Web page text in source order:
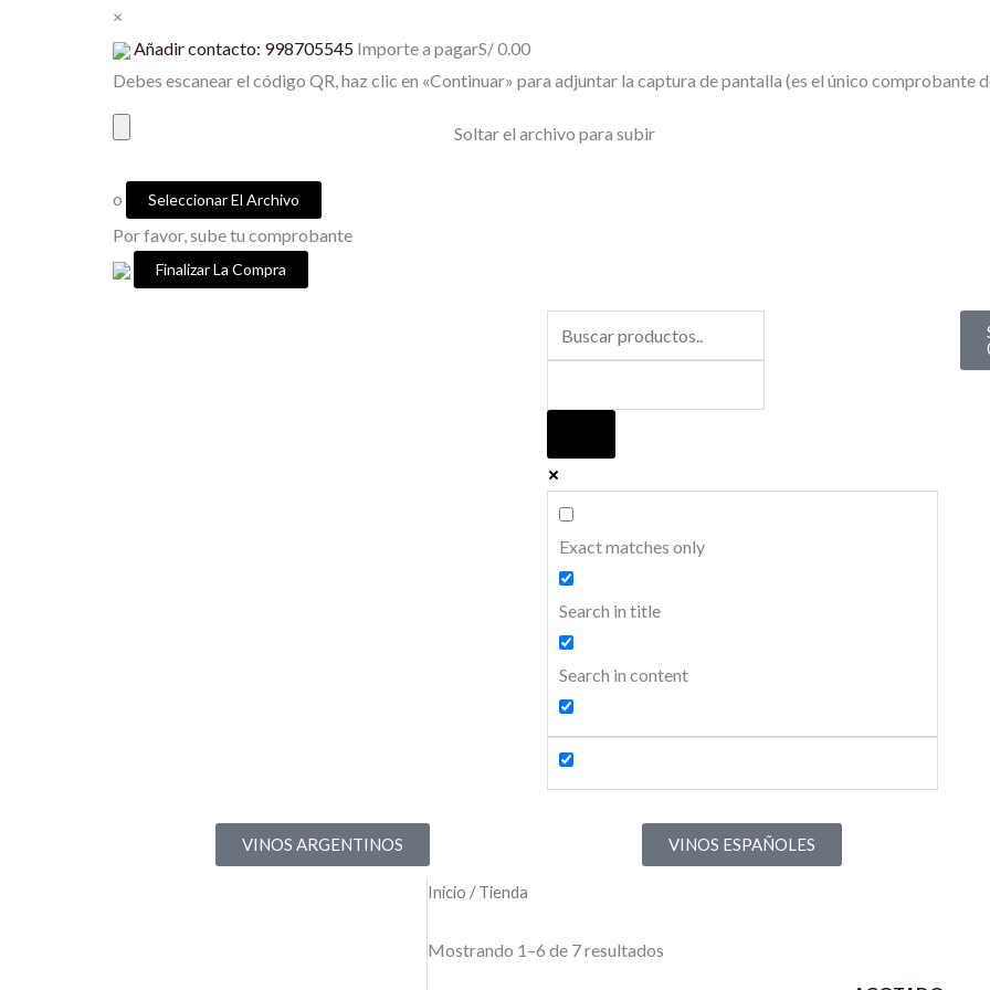
×
Añadir contacto: 998705545 Importe a pagarS/0.00
Debes escanear el código QR, haz clic en «Continuar» para adjuntar la captura de pantalla (es el único comprobante
Soltar el archivo para subir
o Seleccionar El Archivo
Por favor, sube tu comprobante
Ir
al
contenido
Exact matches only
Search in title
Search in content
VINOS ARGENTINOS VINOS ESPAÑOLES
Inicio / Tienda
Mostrando 1–6 de 7 resultados